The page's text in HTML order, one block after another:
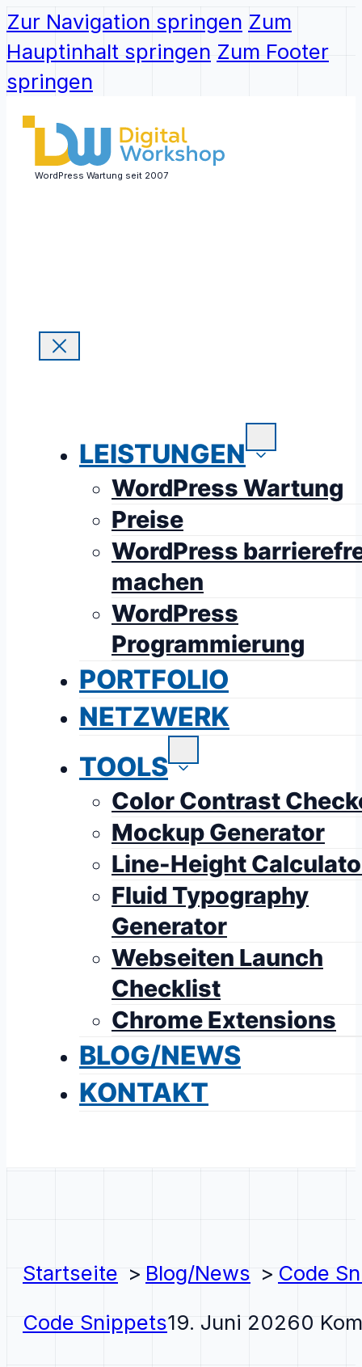
Zur Navigation springen Zum
Hauptinhalt springen Zum Footer
springen
WordPress Wartung seit 2007
LEISTUNGEN
WordPress Wartung
Preise
WordPress
machen
WordPress
Programmierung
PORTFOLIO
NETZWERK
TOOLS
Color Contrast
Mockup Generator
Line-Height
Fluid Typography
Generator
Webseiten Launch
Checklist
Chrome Extensions
BLOG/NEWS
KONTAKT
Startseite Blog/News
Code
Code Snippets19. Juni 20260